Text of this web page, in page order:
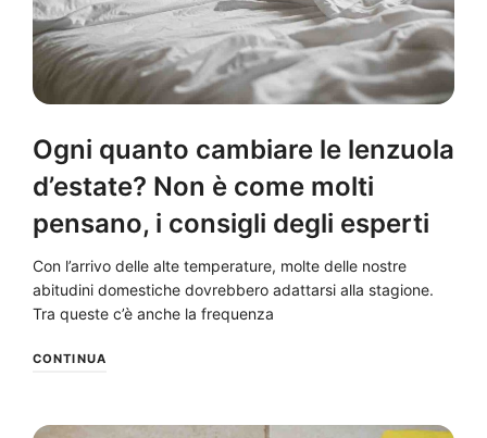
Ogni quanto cambiare le lenzuola
d’estate? Non è come molti
pensano, i consigli degli esperti
Con l’arrivo delle alte temperature, molte delle nostre
abitudini domestiche dovrebbero adattarsi alla stagione.
Tra queste c’è anche la frequenza
CONTINUA